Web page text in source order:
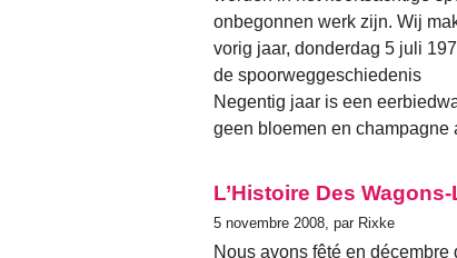
onbegonnen werk zijn. Wij
vorig jaar, donderdag 5 juli
de spoorweggeschiedenis
Negentig jaar is een
geen bloemen en
L’Histoire Des
5 novembre 2008, par Rixke
Nous avons fêté en